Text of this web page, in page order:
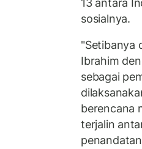
sosialnya.
"Setibanya
Ibrahim
sebagai
berencana
terjalin